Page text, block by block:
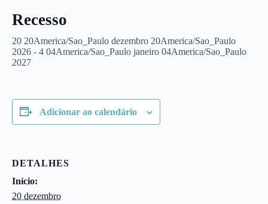
Recesso
20 20America/Sao_Paulo dezembro 20America/Sao_Paulo
2026 - 4 04America/Sao_Paulo janeiro 04America/Sao_Paulo
2027
Adicionar ao calendário
DETALHES
Início:
20 dezembro